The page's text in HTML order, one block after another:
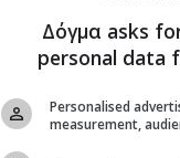
Δόγμα asks
personal data
Personalised
measurement,